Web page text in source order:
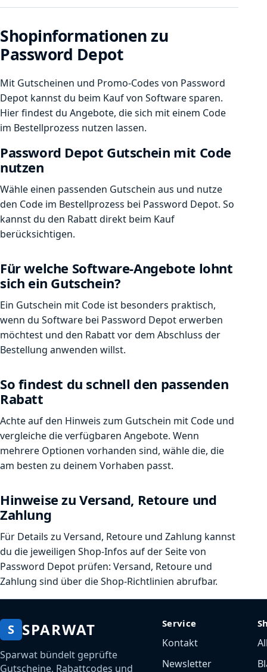
Shopinformationen zu
Password Depot
Mit Gutscheinen und Promo-Codes von Password
Depot kannst du beim Kauf von Software sparen.
Hier findest du Angebote, die sich mit einem Code
im Bestellprozess nutzen lassen.
Password Depot Gutschein mit Code
nutzen
Wähle einen passenden Gutschein aus und nutze
den Code im Bestellprozess bei Password Depot. So
kannst du den Rabatt direkt beim Kauf
berücksichtigen.
Für welche Software-Angebote lohnt
sich ein Gutschein?
Ein Gutschein mit Code ist besonders praktisch,
wenn du Software bei Password Depot erwerben
möchtest und den Rabatt vor dem Abschluss der
Bestellung anwenden willst.
So findest du schnell den passenden
Rabatt
Achte auf den Hinweis zum Gutschein mit Code und
vergleiche die verfügbaren Angebote. Wenn
mehrere Optionen vorhanden sind, wähle die, die
am besten zu deinem Vorhaben passt.
Hinweise zu Versand, Retoure und
Zahlung
Für Details zu Versand, Retoure und Zahlung kannst
du die jeweiligen Shop-Infos auf der Seite von
Password Depot prüfen: Versand, Retoure und
Zahlung sind über die Shop-Richtlinien abrufbar.
S SPARWAT
Sparwat bündelt geprüfte
Gutscheine, Rabattcodes und
Service
Kontakt
Newsletter